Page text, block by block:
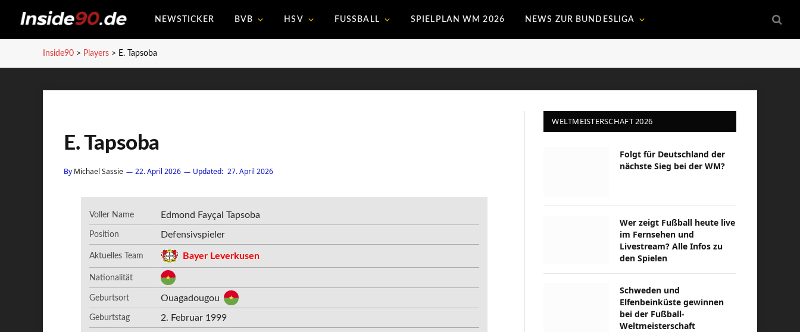
NEWSTICKER BVB HSV FUSSBALL SPIELPLAN WM 2026 NEWS ZUR BUNDESLIGA
Inside90 > Players > E. Tapsoba
E. Tapsoba
By Michael Sassie 22. April 2026 Updated: 27. April 2026
Voller Name Edmond Fayçal Tapsoba
Position Defensivspieler
Aktuelles Team Bayer Leverkusen
Nationalität
Geburtsort Ouagadougou
Geburtstag 2. Februar 1999
WELTMEISTERSCHAFT 2026
Folgt für Deutschland der
nächste Sieg bei der WM?
Wer zeigt Fußball heute live
im Fernsehen und
Livestream? Alle Infos zu
den Spielen
Schweden und
Elfenbeinküste gewinnen
bei der Fußball-
Weltmeisterschaft